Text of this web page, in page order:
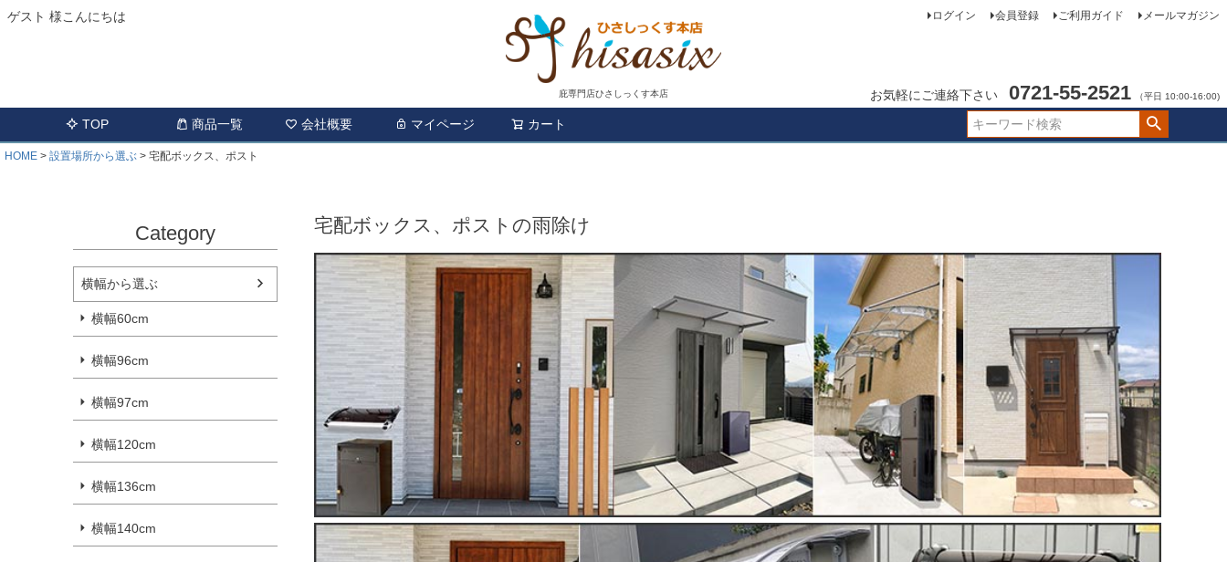
ゲスト 様こんにちは
庇専門店ひさしっくす本店
ログイン 会員登録 ご利用ガイド メールマガジン
お気軽にご連絡下さい 0721-55-2521 （平日 10:00-16:00)
TOP 商品一覧 会社概要 マイページ カート
HOME 設置場所から選ぶ 宅配ボックス、ポスト
Category
横幅から選ぶ
横幅60cm
横幅96cm
横幅97cm
横幅120cm
横幅136cm
横幅140cm
宅配ボックス、ポストの雨除け